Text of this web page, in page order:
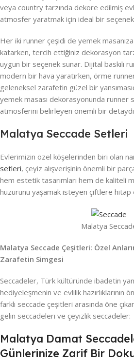
veya country tarzında dekore edilmiş
atmosfer yaratmak için ideal bir
Her iki runner çeşidi de yemek
katarken, tercih ettiğiniz dekorasyon
uygun bir seçenek sunar. Dijital baskılı
modern bir hava yaratırken, örme
geleneksel zarafetin güzel bir
yemek masası dekorasyonunda runner
atmosferini belirleyen önemli bir
Malatya Seccade Setleri
Evlerimizin özel köşelerinden biri olan
setleri, çeyiz alışverişinin önemli bir
hem estetik tasarımları hem de kaliteli
huzurunu yaşamak isteyen çiftlere hitap
Malatya
Malatya Seccade Çeşitleri: Özel
Zarafetin Simgesi
Seccadeler, Türk kültüründe ibadetin
hediyeleşmenin ve evlilik hazırlıklarının
farklı seccade çeşitleri arasında öne
gelin seccadeleri ve çeyizlik seccadeler:
Malatya Damat
Günlerinize Zarif Bir